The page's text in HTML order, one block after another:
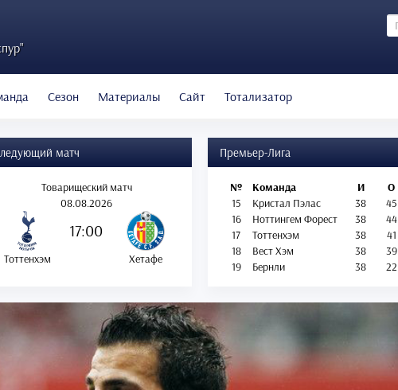
Сезон Материалы Сайт Тотализатор
матч
Товарищеский матч
08.08.2026
17:00
Тоттенхэм Хетафе
Премьер-Лига
№ Команда И
О
15
Кристал Пэлас 38
45
16
Ноттингем Форест 38
44
17
Тоттенхэм 38
41
18
Вест Хэм 38
39
19
Бернли 38 22